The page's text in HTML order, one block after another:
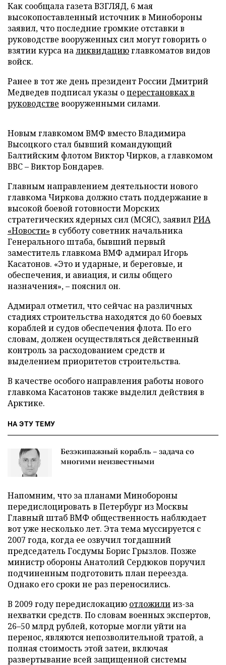
Как сообщала газета ВЗГЛЯД, 6 мая
высокопоставленный источник в Минобороны
заявил, что последние громкие отставки в
руководстве вооруженных сил могут говорить о
взятии курса наликвидациюглавкоматов видов
войск.
Ранее в тот же день президент России Дмитрий
Медведев подписал указы оперестановках в
руководстве вооруженными силами.
Новым главкомом ВМФ вместо Владимира
Высоцкого стал бывший командующий
Балтийским флотом Виктор Чирков, а главкомом
ВВС – Виктор Бондарев.
Главным направлением деятельности нового
главкома Чиркова должно стать поддержание в
высокой боевой готовности Морских
стратегических ядерных сил (МСЯС), заявилРИА
«Новости» в субботу советник начальника
Генерального штаба, бывший первый
заместитель главкома ВМФ адмирал Игорь
Касатонов. «Это и ударные, и береговые, и
обеспечения, и авиация, и силы общего
назначения», – пояснил он.
Адмирал отметил, что сейчас на различных
стадиях строительства находятся до 60 боевых
кораблей и судов обеспечения флота. По его
словам, должен осуществляться действенный
контроль за расходованием средств и
выделением приоритетов строительства.
В качестве особого направления работы нового
главкома Касатонов также выделил действия в
Арктике.
НА ЭТУ ТЕМУ
Безэкипажный корабль – задача со
многими неизвестными
Напомним, что за планами Минобороны
передислоцировать в Петербург из Москвы
Главный штаб ВМФ общественность наблюдает
вот уже несколько лет. Эта тема муссируется с
2007 года, когда ее озвучил тогдашний
председатель Госдумы Борис Грызлов. Позже
министр обороны Анатолий Сердюков поручил
подчиненным подготовить план переезда.
Однако его сроки не раз переносились.
В 2009 году передислокацию отложилииз-за
нехватки средств. По словам военных экспертов,
26–50 млрд рублей, которые могли уйти на
перенос, являются непозволительной тратой, а
полная стоимость этой затеи, включая
развертывание всей защищенной системы